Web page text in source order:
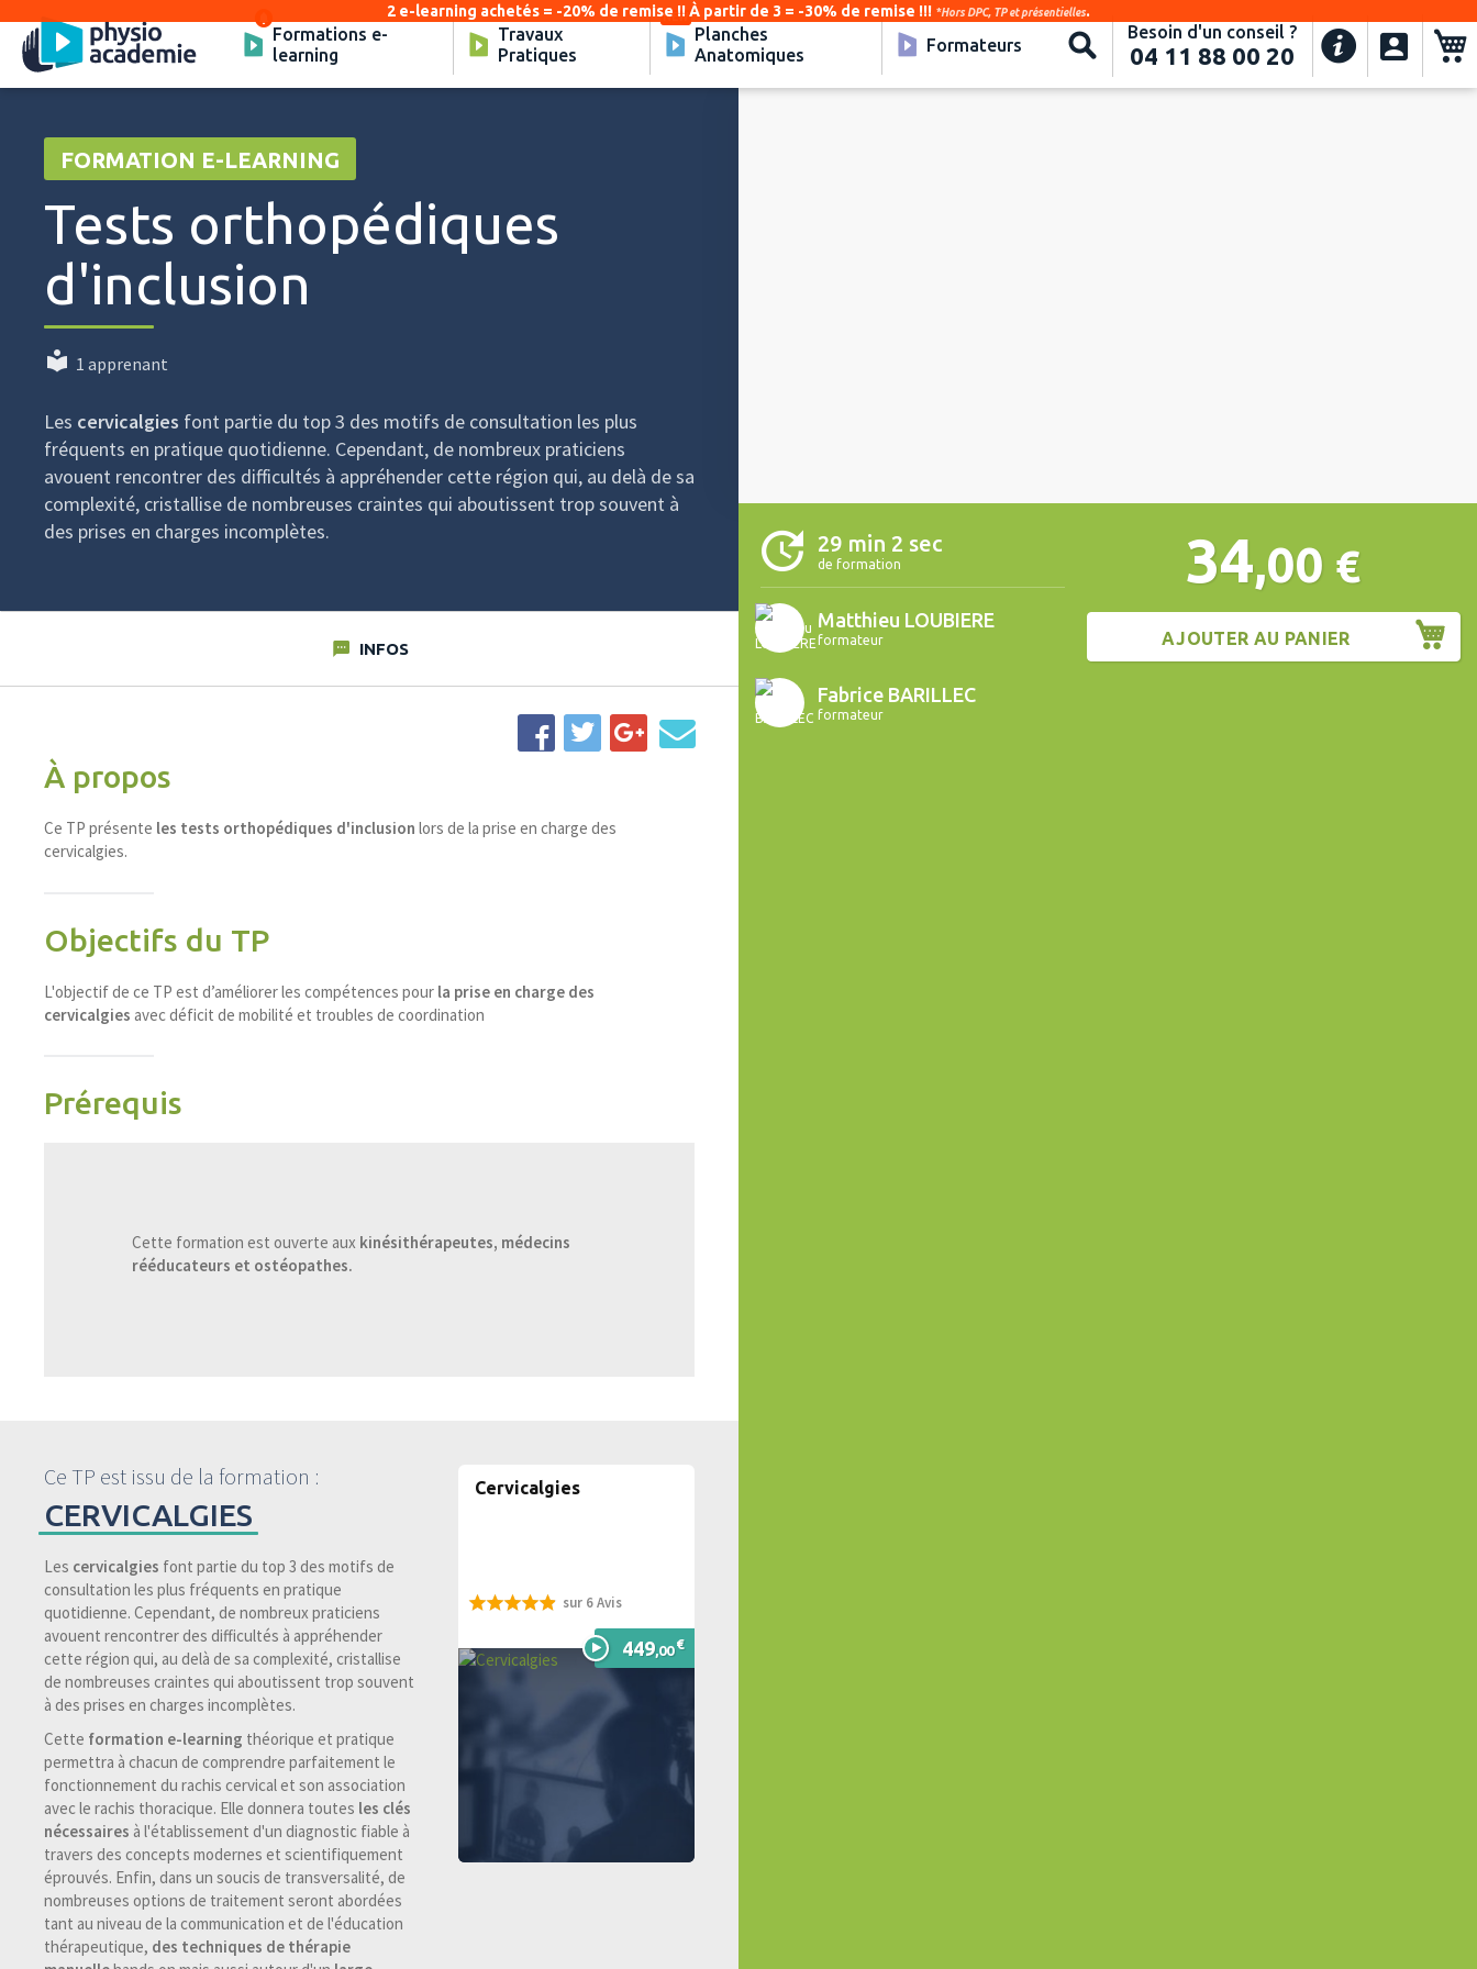
Formations e-
learning
Travaux
Pratiques
Planches
Anatomiques
Formateurs Recherche
Besoin d'un conseil ?
04 11 88 00 20
2 e-learning achetés = -20% de remise !! À partir de 3 = -30% de remise !!! *Hors DPC, TP et présentielles.
FORMATION E-LEARNING
Tests orthopédiques
d'inclusion
1 apprenant
Les cervicalgies font partie du top 3 des motifs de consultation les plus
fréquents en pratique quotidienne. Cependant, de nombreux praticiens
avouent rencontrer des difficultés à appréhender cette région qui, au delà de sa
complexité, cristallise de nombreuses craintes qui aboutissent trop souvent à
des prises en charges incomplètes.
Video
29 min 2 sec
de formation
Matthieu LOUBIERE
formateur
Fabrice BARILLEC
formateur
34,00 €
AJOUTER AU PANIER
INFOS
À propos
Ce TP présente les tests orthopédiques d'inclusion lors de la prise en charge des
cervicalgies.
Objectifs du TP
L'objectif de ce TP est d’améliorer les compétences pour la prise en charge des
cervicalgies avec déficit de mobilité et troubles de coordination
Prérequis
Cette formation est ouverte aux kinésithérapeutes, médecins
rééducateurs et ostéopathes.
Ce TP est issu de la formation :
CERVICALGIES
Les cervicalgies font partie du top 3 des motifs de
consultation les plus fréquents en pratique
quotidienne. Cependant, de nombreux praticiens
avouent rencontrer des difficultés à appréhender
cette région qui, au delà de sa complexité, cristallise
de nombreuses craintes qui aboutissent trop souvent
à des prises en charges incomplètes.
Cette formation e-learning théorique et pratique
permettra à chacun de comprendre parfaitement le
fonctionnement du rachis cervical et son association
avec le rachis thoracique. Elle donnera toutes les clés
nécessaires à l'établissement d'un diagnostic fiable à
travers des concepts modernes et scientifiquement
éprouvés. Enfin, dans un soucis de transversalité, de
nombreuses options de traitement seront abordées
tant au niveau de la communication et de l'éducation
thérapeutique, des techniques de thérapie
Cervicalgies
sur 6 Avis
449,00€